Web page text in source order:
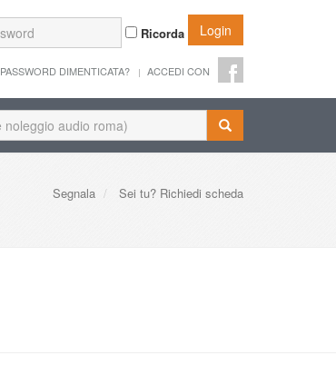
Ricorda Login
PASSWORD DIMENTICATA? ACCEDI CON
Segnala Sei tu? Richiedi scheda